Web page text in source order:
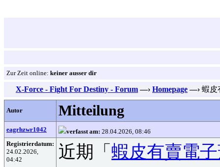
Zur Zeit online: keiner ausser dir
X-Force - Fight For Destiny - Forum —› Homepage —› 蝦皮
Autor Mitteilung
eagrhzwr1042 verfasst am: 28.04.2026, 08:46
Registrierdatum:
24.02.2026,
04:42
近期「 蝦皮有賣電